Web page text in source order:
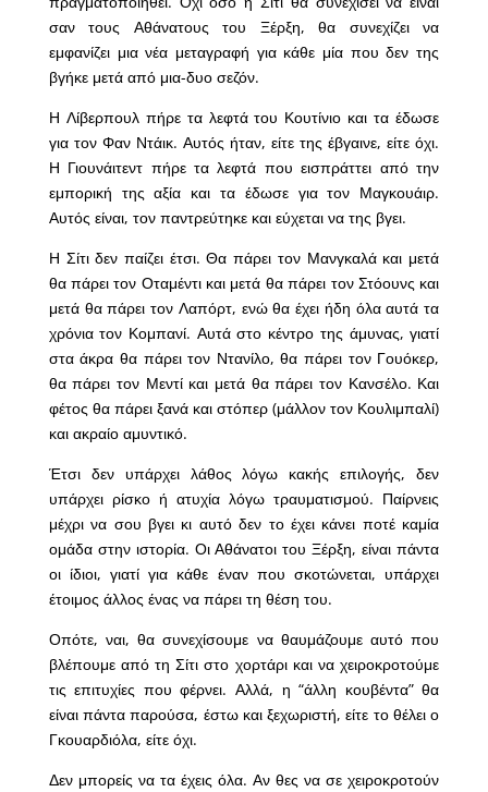
σαν τους Αθάνατους του Ξέρξη, θα συνεχίζει να
εμφανίζει μια νέα μεταγραφή για κάθε μία που δεν της
βγήκε μετά από μια-δυο σεζόν.
Η Λίβερπουλ πήρε τα λεφτά του Κουτίνιο και τα έδωσε
για τον Φαν Ντάικ. Αυτός ήταν, είτε της έβγαινε, είτε όχι.
Η Γιουνάιτεντ πήρε τα λεφτά που εισπράττει από την
εμπορική της αξία και τα έδωσε για τον Μαγκουάιρ.
Αυτός είναι, τον παντρεύτηκε και εύχεται να της βγει.
Η Σίτι δεν παίζει έτσι. Θα πάρει τον Μανγκαλά και μετά
θα πάρει τον Οταμέντι και μετά θα πάρει τον Στόουνς και
μετά θα πάρει τον Λαπόρτ, ενώ θα έχει ήδη όλα αυτά τα
χρόνια τον Κομπανί. Αυτά στο κέντρο της άμυνας, γιατί
στα άκρα θα πάρει τον Ντανίλο, θα πάρει τον Γουόκερ,
θα πάρει τον Μεντί και μετά θα πάρει τον Κανσέλο. Και
φέτος θα πάρει ξανά και στόπερ (μάλλον τον Κουλιμπαλί)
και ακραίο αμυντικό.
Έτσι δεν υπάρχει λάθος λόγω κακής επιλογής, δεν
υπάρχει ρίσκο ή ατυχία λόγω τραυματισμού. Παίρνεις
μέχρι να σου βγει κι αυτό δεν το έχει κάνει ποτέ καμία
ομάδα στην ιστορία. Οι Αθάνατοι του Ξέρξη, είναι πάντα
οι ίδιοι, γιατί για κάθε έναν που σκοτώνεται, υπάρχει
έτοιμος άλλος ένας να πάρει τη θέση του.
Οπότε, ναι, θα συνεχίσουμε να θαυμάζουμε αυτό που
βλέπουμε από τη Σίτι στο χορτάρι και να χειροκροτούμε
τις επιτυχίες που φέρνει. Αλλά, η “άλλη κουβέντα” θα
είναι πάντα παρούσα, έστω και ξεχωριστή, είτε το θέλει ο
Γκουαρδιόλα, είτε όχι.
Δεν μπορείς να τα έχεις όλα. Αν θες να σε χειροκροτούν